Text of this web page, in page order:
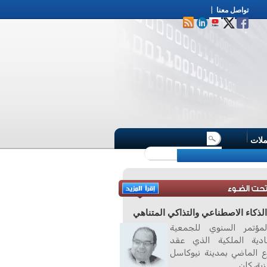
تواصل معنا
الاصطناعي والتذاكي المتناهي
السنوي للجمعية
الملكية الذي عقد
الماضي بمدينة نيوكاسل